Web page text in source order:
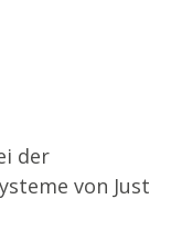
der
von Just